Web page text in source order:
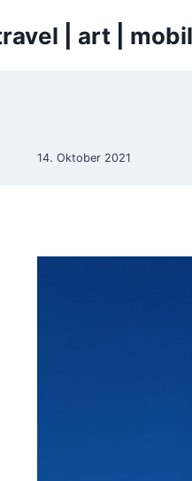
| art |
14. Oktober 2021